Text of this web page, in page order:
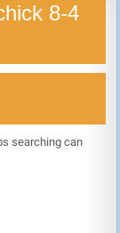
8-4
searching can